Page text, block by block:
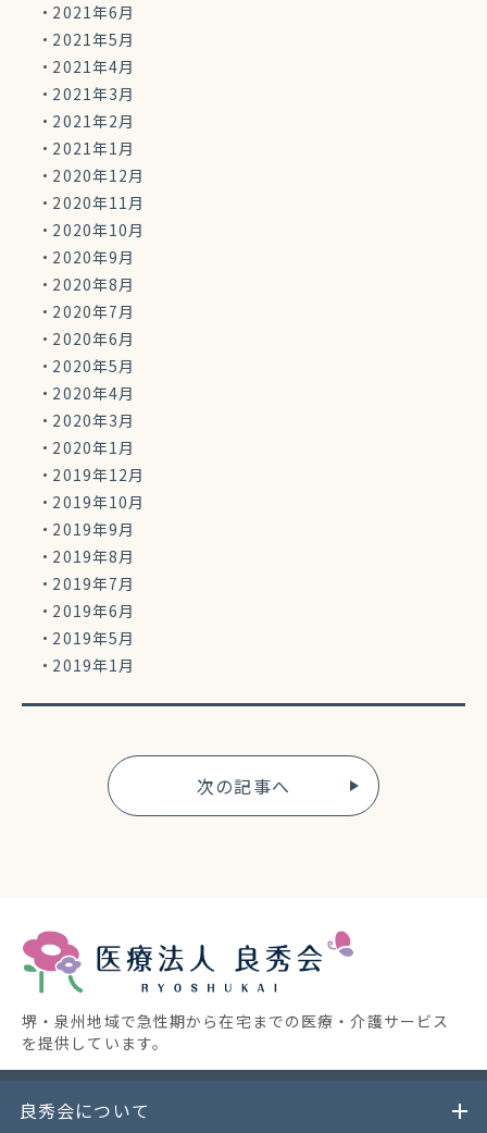
2021年6月
2021年5月
2021年4月
2021年3月
2021年2月
2021年1月
2020年12月
2020年11月
2020年10月
2020年9月
2020年8月
2020年7月
2020年6月
2020年5月
2020年4月
2020年3月
2020年1月
2019年12月
2019年10月
2019年9月
2019年8月
2019年7月
2019年6月
2019年5月
2019年1月
次の記事へ
堺・泉州地域で急性期から在宅までの医療・介護サービス
を提供しています。
良秀会について